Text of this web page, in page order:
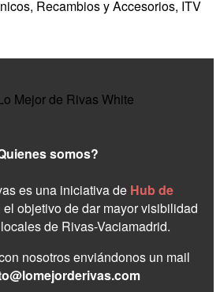
Recambios y Accesorios, ITV
somos?
es una iniciativa de Hub de
el objetivo de dar mayor visibilidad
de Rivas-Vaciamadrid.
nosotros enviándonos un mail